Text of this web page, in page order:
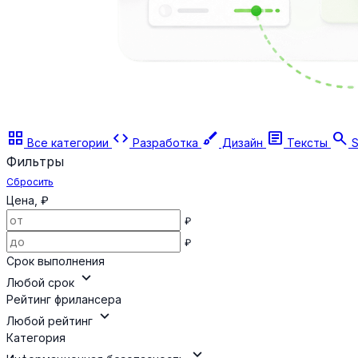
grid_view Все категории code Разработка brush Дизайн article Тексты search
Фильтры
Сбросить
Цена, ₽
₽
₽
Срок выполнения
Любой срок expand_more
Рейтинг фрилансера
Любой рейтинг expand_more
Категория